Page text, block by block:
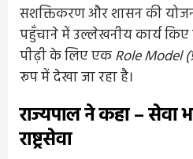
सशक्तिकरण और शासन की
पहुँचाने में उल्लेखनीय कार्य
पीढ़ी के लिए एकRole Model
रूप में देखा जा रहा है।
राज्यपाल ने कहा – सेवा
राष्ट्रसेवा